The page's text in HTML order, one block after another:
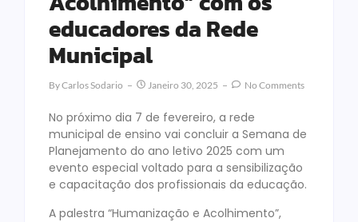
educadores da Rede
Municipal
ByCarlos Sodario Janeiro 30, 2025 No Comments
No próximo dia 7 de fevereiro, a rede
municipal de ensino vai concluir a Semana de
Planejamento do ano letivo 2025 com um
evento especial voltado para a sensibilização
e capacitação dos profissionais da educação.
A palestra “Humanização e Acolhimento”,